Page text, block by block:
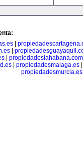
|
propiedadeslahabana.com
propiedadesmalaga.es
propiedadesmurcia.es